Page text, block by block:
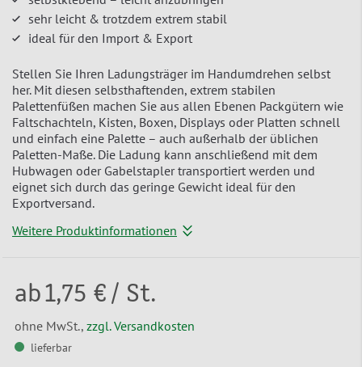
sehr leicht & trotzdem extrem stabil
ideal für den Import & Export
Stellen Sie Ihren Ladungsträger im Handumdrehen selbst
her. Mit diesen selbsthaftenden, extrem stabilen
Palettenfüßen machen Sie aus allen Ebenen Packgütern wie
Faltschachteln, Kisten, Boxen, Displays oder Platten schnell
und einfach eine Palette – auch außerhalb der üblichen
Paletten-Maße. Die Ladung kann anschließend mit dem
Hubwagen oder Gabelstapler transportiert werden und
eignet sich durch das geringe Gewicht ideal für den
Exportversand.
Weitere Produktinformationen
ab1,75 € / St.
ohne MwSt., zzgl. Versandkosten
lieferbar